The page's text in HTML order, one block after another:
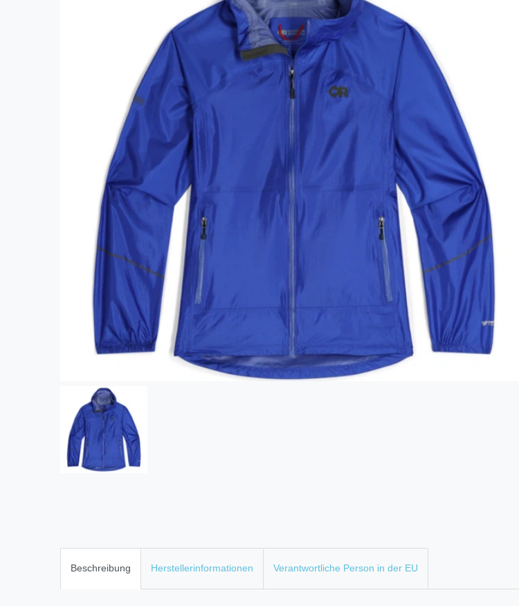
Beschreibung Herstellerinformationen Verantwortliche Person in der EU